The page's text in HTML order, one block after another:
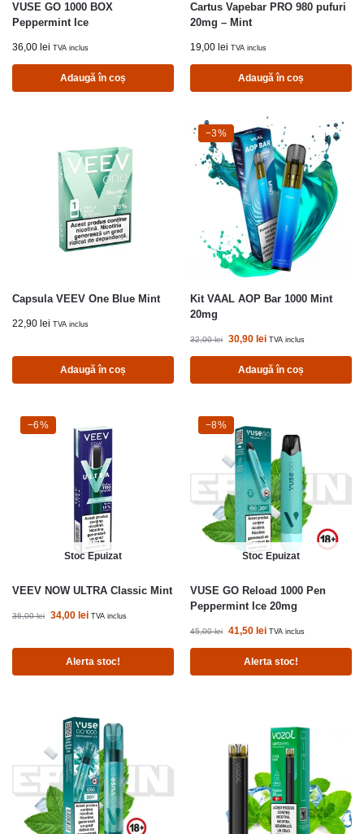
VUSE GO 1000 BOX
Peppermint Ice
36,00 lei TVA inclus
Adaugă în coș
Cartus Vapebar PRO 980 pufuri
20mg – Mint
19,00 lei TVA inclus
Adaugă în coș
Capsula VEEV One Blue Mint
22,90 lei TVA inclus
Adaugă în coș
-3%
−3%
Kit VAAL AOP Bar 1000 Mint
20mg
32,00lei 30,90 lei TVA inclus
Adaugă în coș
-6%
Stoc Epuizat
−6%
VEEV NOW ULTRA Classic Mint
36,00lei 34,00 lei TVA inclus
Alerta stoc!
-8%
Stoc Epuizat
−8%
VUSE GO Reload 1000 Pen
Peppermint Ice 20mg
45,00lei 41,50 lei TVA inclus
Alerta stoc!